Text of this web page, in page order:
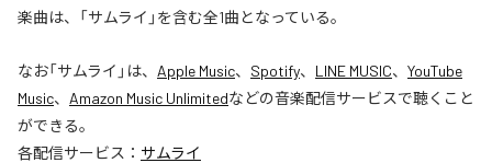
楽曲は、「サムライ」を含む全1曲となっている。
なお「サムライ 」は、 Apple Music、 Spotify、 LINE MUSIC、 YouTube
Music、 Amazon Music Unlimitedなどの音楽配信サービスで聴くこと
ができる。
各配信サービス： サムライ